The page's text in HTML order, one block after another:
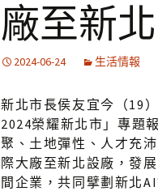
廠至新
2024-06-24 生活情報
新北市長侯友宜今（19
2024榮耀新北市」專題
聚、土地彈性、人才充
際大廠至新北設廠，發
間企業，共同擘劃新北AI